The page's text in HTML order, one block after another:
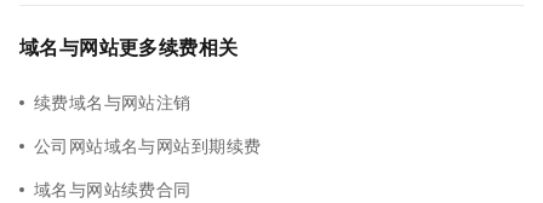
域名与网站更多续费相关
续费域名与网站注销
公司网站域名与网站到期续费
域名与网站续费合同